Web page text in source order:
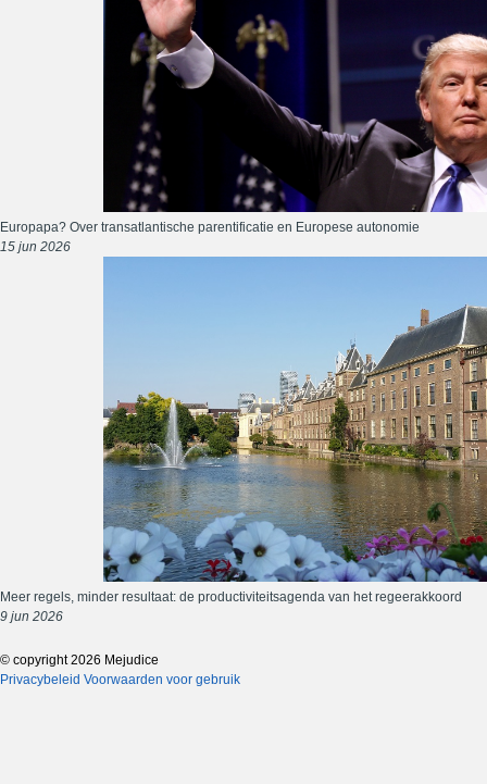
Europapa? Over transatlantische parentificatie en Europese autonomie
15 jun 2026
Meer regels, minder resultaat: de productiviteitsagenda van het regeerakkoord
9 jun 2026
© copyright 2026 Mejudice
Privacybeleid Voorwaarden voor gebruik